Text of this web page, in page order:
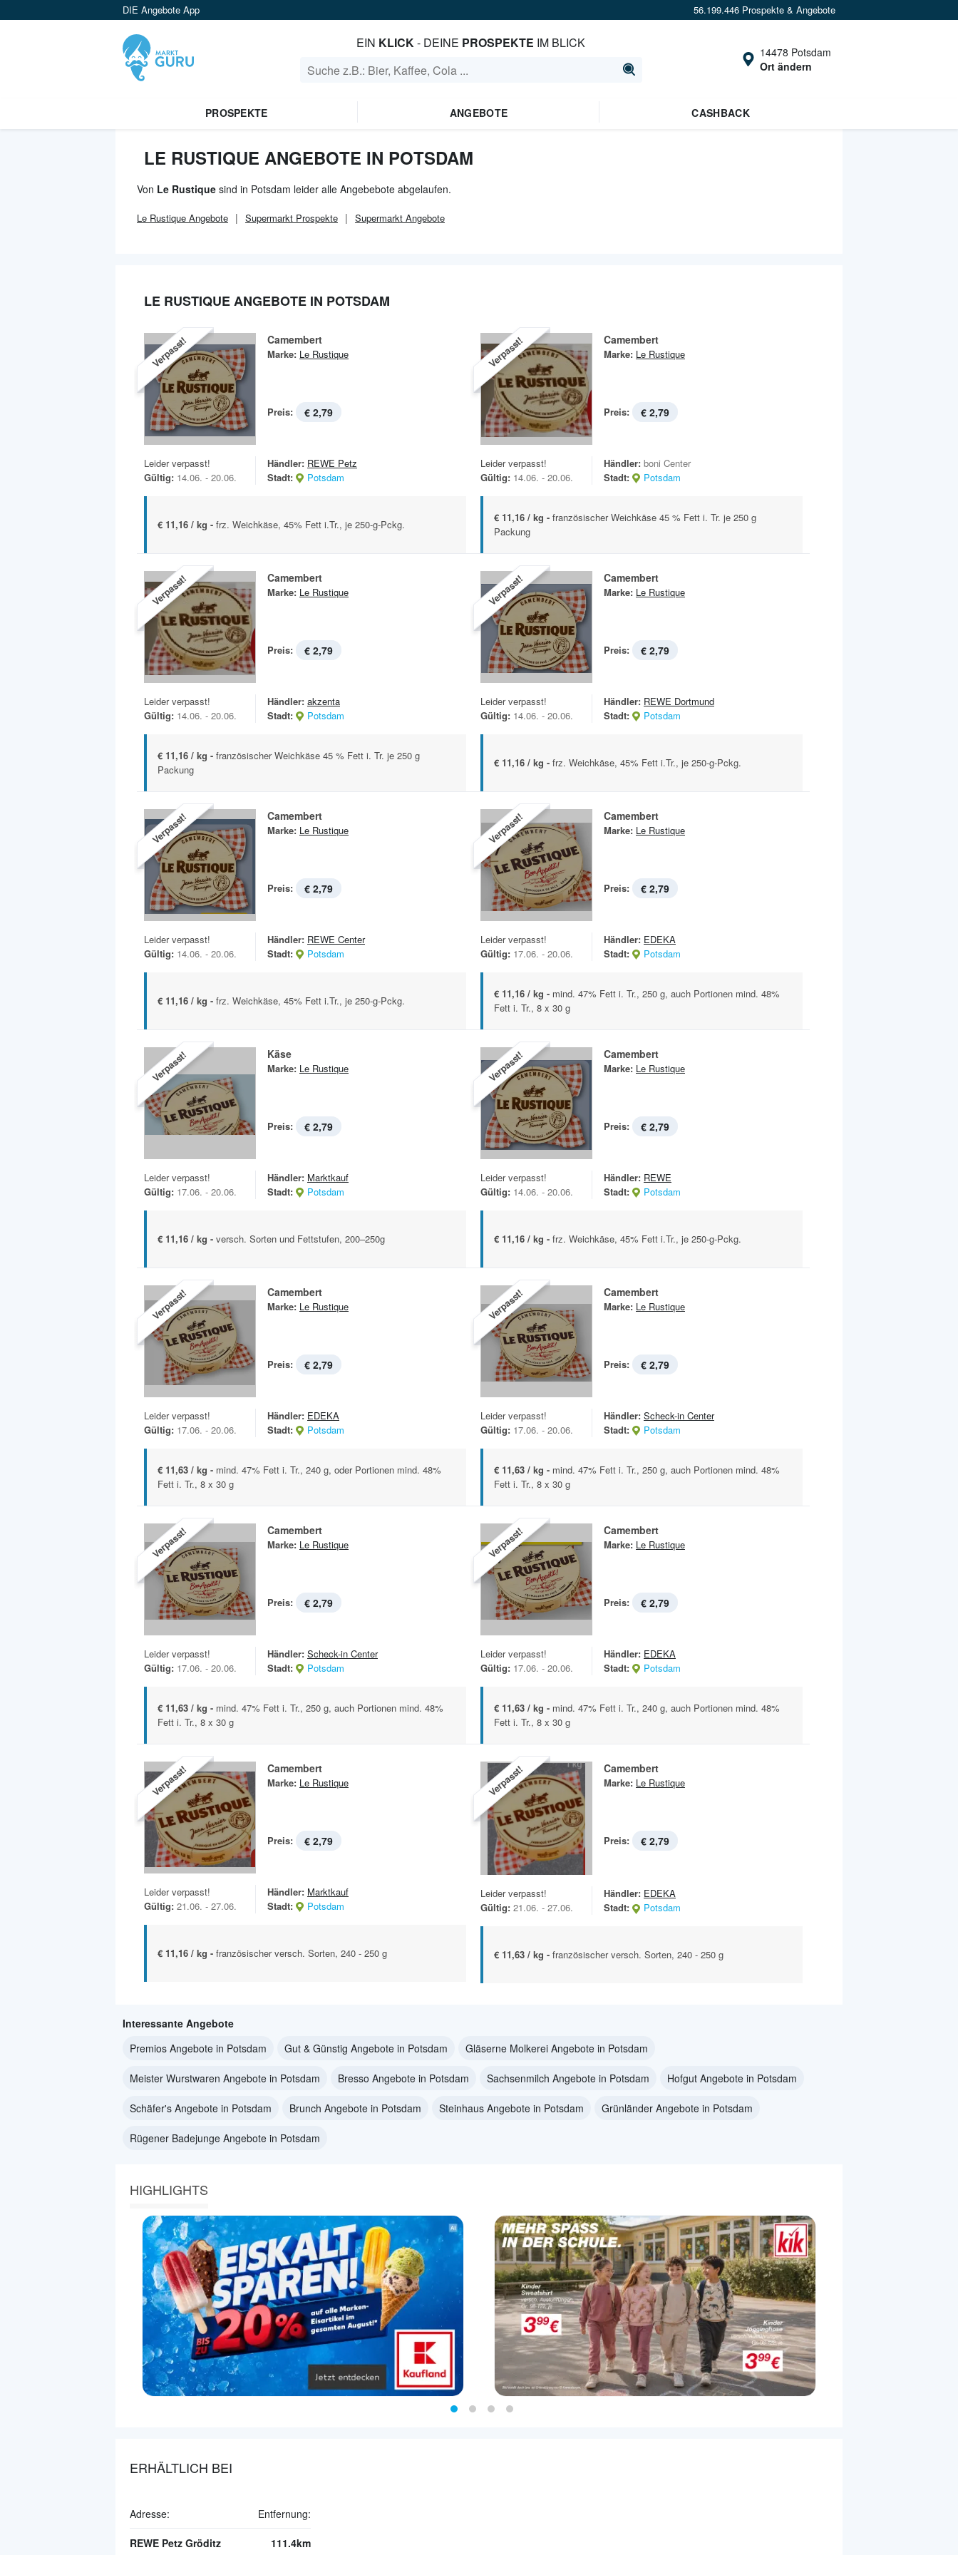
DIE Angebote App 56.199.446 Prospekte & Angebote
EIN KLICK- DEINE PROSPEKTE IM BLICK
14478 Potsdam
Ort ändern
PROSPEKTE ANGEBOTE CASHBACK
LE RUSTIQUE ANGEBOTE IN POTSDAM
Von Le Rustique sind in Potsdam leider alle Angebebote abgelaufen.
Le Rustique Angebote Supermarkt Prospekte Supermarkt Angebote
LE RUSTIQUE ANGEBOTE IN POTSDAM
Verpasst! Camembert
Marke: Le Rustique
Preis: € 2,79
Leider verpasst!
Gültig: 14.06. - 20.06.
Händler: REWE Petz
Stadt:
Potsdam
€ 11,16 / kg - frz. Weichkäse, 45% Fett i.Tr., je 250-g-Pckg.
Verpasst! Camembert
Marke: Le Rustique
Preis: € 2,79
Leider verpasst!
Gültig: 14.06. - 20.06.
Händler: boni Center
Stadt:
Potsdam
€ 11,16 / kg - französischer Weichkäse 45 % Fett i. Tr. je 250 g
Packung
Verpasst! Camembert
Marke: Le Rustique
Preis: € 2,79
Leider verpasst!
Gültig: 14.06. - 20.06.
Händler: akzenta
Stadt:
Potsdam
€ 11,16 / kg - französischer Weichkäse 45 % Fett i. Tr. je 250 g
Packung
Verpasst! Camembert
Marke: Le Rustique
Preis: € 2,79
Leider verpasst!
Gültig: 14.06. - 20.06.
Händler: REWE Dortmund
Stadt:
Potsdam
€ 11,16 / kg - frz. Weichkäse, 45% Fett i.Tr., je 250-g-Pckg.
Verpasst! Camembert
Marke: Le Rustique
Preis: € 2,79
Leider verpasst!
Gültig: 14.06. - 20.06.
Händler: REWE Center
Stadt:
Potsdam
€ 11,16 / kg - frz. Weichkäse, 45% Fett i.Tr., je 250-g-Pckg.
Verpasst! Camembert
Marke: Le Rustique
Preis: € 2,79
Leider verpasst!
Gültig: 17.06. - 20.06.
Händler: EDEKA
Stadt:
Potsdam
€ 11,16 / kg - mind. 47% Fett i. Tr., 250 g, auch Portionen mind. 48%
Fett i. Tr., 8 x 30 g
Verpasst! Käse
Marke: Le Rustique
Preis: € 2,79
Leider verpasst!
Gültig: 17.06. - 20.06.
Händler: Marktkauf
Stadt:
Potsdam
€ 11,16 / kg - versch. Sorten und Fettstufen, 200–250g
Verpasst! Camembert
Marke: Le Rustique
Preis: € 2,79
Leider verpasst!
Gültig: 14.06. - 20.06.
Händler: REWE
Stadt:
Potsdam
€ 11,16 / kg - frz. Weichkäse, 45% Fett i.Tr., je 250-g-Pckg.
Verpasst! Camembert
Marke: Le Rustique
Preis: € 2,79
Leider verpasst!
Gültig: 17.06. - 20.06.
Händler: EDEKA
Stadt:
Potsdam
€ 11,63 / kg - mind. 47% Fett i. Tr., 240 g, oder Portionen mind. 48%
Fett i. Tr., 8 x 30 g
Verpasst! Camembert
Marke: Le Rustique
Preis: € 2,79
Leider verpasst!
Gültig: 17.06. - 20.06.
Händler: Scheck-in Center
Stadt:
Potsdam
€ 11,63 / kg - mind. 47% Fett i. Tr., 250 g, auch Portionen mind. 48%
Fett i. Tr., 8 x 30 g
Verpasst! Camembert
Marke: Le Rustique
Preis: € 2,79
Leider verpasst!
Gültig: 17.06. - 20.06.
Händler: Scheck-in Center
Stadt:
Potsdam
€ 11,63 / kg - mind. 47% Fett i. Tr., 250 g, auch Portionen mind. 48%
Fett i. Tr., 8 x 30 g
Verpasst! Camembert
Marke: Le Rustique
Preis: € 2,79
Leider verpasst!
Gültig: 17.06. - 20.06.
Händler: EDEKA
Stadt:
Potsdam
€ 11,63 / kg - mind. 47% Fett i. Tr., 240 g, auch Portionen mind. 48%
Fett i. Tr., 8 x 30 g
Verpasst! Camembert
Marke: Le Rustique
Preis: € 2,79
Leider verpasst!
Gültig: 21.06. - 27.06.
Händler: Marktkauf
Stadt:
Potsdam
€ 11,16 / kg - französischer versch. Sorten, 240 - 250 g
Verpasst! Camembert
Marke: Le Rustique
Preis: € 2,79
Leider verpasst!
Gültig: 21.06. - 27.06.
Händler: EDEKA
Stadt:
Potsdam
€ 11,63 / kg - französischer versch. Sorten, 240 - 250 g
Interessante Angebote
Premios Angebote in Potsdam
Gut & Günstig Angebote in Potsdam Gläserne Molkerei Angebote in Potsdam
Meister Wurstwaren Angebote in Potsdam Bresso Angebote in Potsdam Sachsenmilch Angebote in Potsdam Hofgut Angebote in Potsdam
Schäfer's Angebote in Potsdam Brunch Angebote in Potsdam Steinhaus Angebote in Potsdam Grünländer Angebote in Potsdam
Rügener Badejunge Angebote in Potsdam
HIGHLIGHTS
ERHÄLTLICH BEI
Adresse: Entfernung:
REWE Petz Gröditz 111.4km